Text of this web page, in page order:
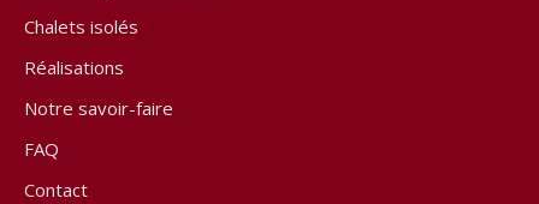
Chalets isolés
Réalisations
Notre savoir-faire
FAQ
Contact